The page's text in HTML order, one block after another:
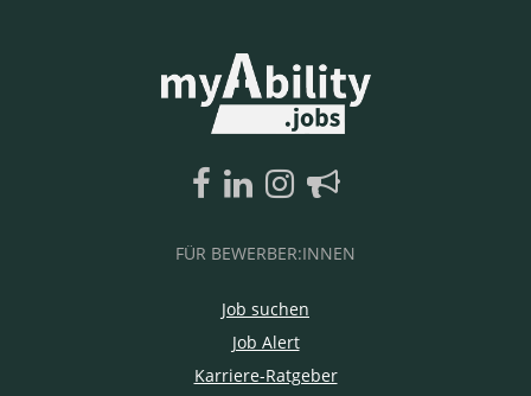
FÜR BEWERBER:INNEN
Job suchen
Job Alert
Karriere-Ratgeber